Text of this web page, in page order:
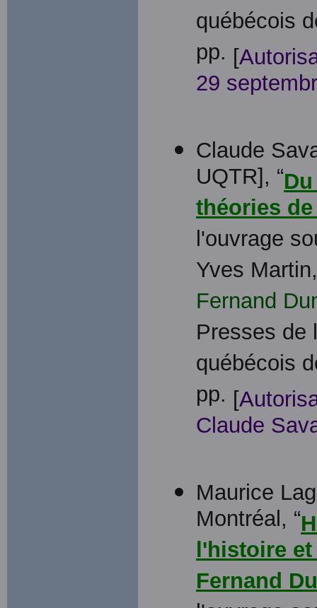
québécois
pp. [
29
Claude
UQTR], “
théories
l'ouvrage
Yves
Fernand
Presses de
québécois
pp. [
Claude
Maurice
Montréal, “
l'histoire
Fernand